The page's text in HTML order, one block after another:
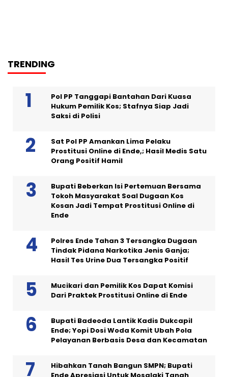
TRENDING
Pol PP Tanggapi Bantahan Dari Kuasa
Hukum Pemilik Kos; Stafnya Siap Jadi
Saksi di Polisi
Sat Pol PP Amankan Lima Pelaku
Prostitusi Online di Ende,; Hasil Medis Satu
Orang Positif Hamil
Bupati Beberkan Isi Pertemuan Bersama
Tokoh Masyarakat Soal Dugaan Kos
Kosan Jadi Tempat Prostitusi Online di
Ende
Polres Ende Tahan 3 Tersangka Dugaan
Tindak Pidana Narkotika Jenis Ganja;
Hasil Tes Urine Dua Tersangka Positif
Mucikari dan Pemilik Kos Dapat Komisi
Dari Praktek Prostitusi Online di Ende
Bupati Badeoda Lantik Kadis Dukcapil
Ende; Yopi Dosi Woda Komit Ubah Pola
Pelayanan Berbasis Desa dan Kecamatan
Hibahkan Tanah Bangun SMPN; Bupati